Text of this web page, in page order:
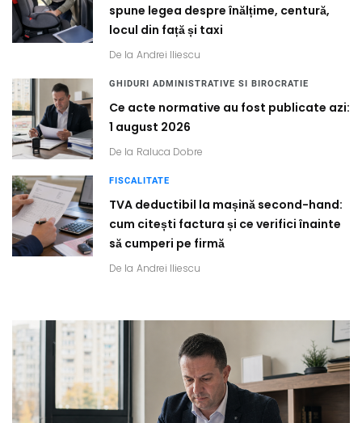
spune legea despre înălțime, centură,
locul din față și taxi
De la Andrei Iliescu
GHIDURI ADMINISTRATIVE SI BIROCRATIE
Ce acte normative au fost publicate azi:
1 august 2026
De la Raluca Dobre
FISCALITATE
TVA deductibil la mașină second-hand:
cum citești factura și ce verifici înainte
să cumperi pe firmă
De la Andrei Iliescu